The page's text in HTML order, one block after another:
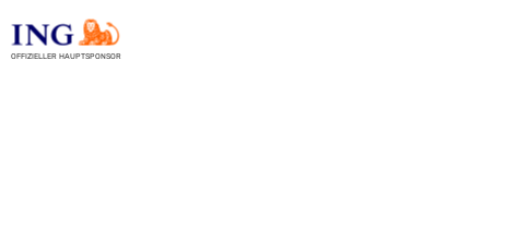
OFFIZIELLER HAUPTSPONSOR